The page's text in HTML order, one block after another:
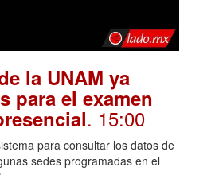
la UNAM ya
para el examen
. 15:00
para consultar los datos de
sedes programadas en el